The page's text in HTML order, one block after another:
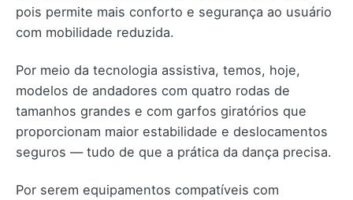
pois permite mais conforto e segurança ao usuário
com mobilidade reduzida.
Por meio da tecnologia assistiva, temos, hoje,
modelos de andadores com quatro rodas de
tamanhos grandes e com garfos giratórios que
proporcionam maior estabilidade e deslocamentos
seguros — tudo de que a prática da dança precisa.
Por serem equipamentos compatíveis com